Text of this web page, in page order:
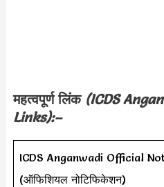
महत्वपूर्ण लिंक (ICDS
Links):–
ICDS Anganwadi Official
(ऑफिशियल नोटिफिकेशन)